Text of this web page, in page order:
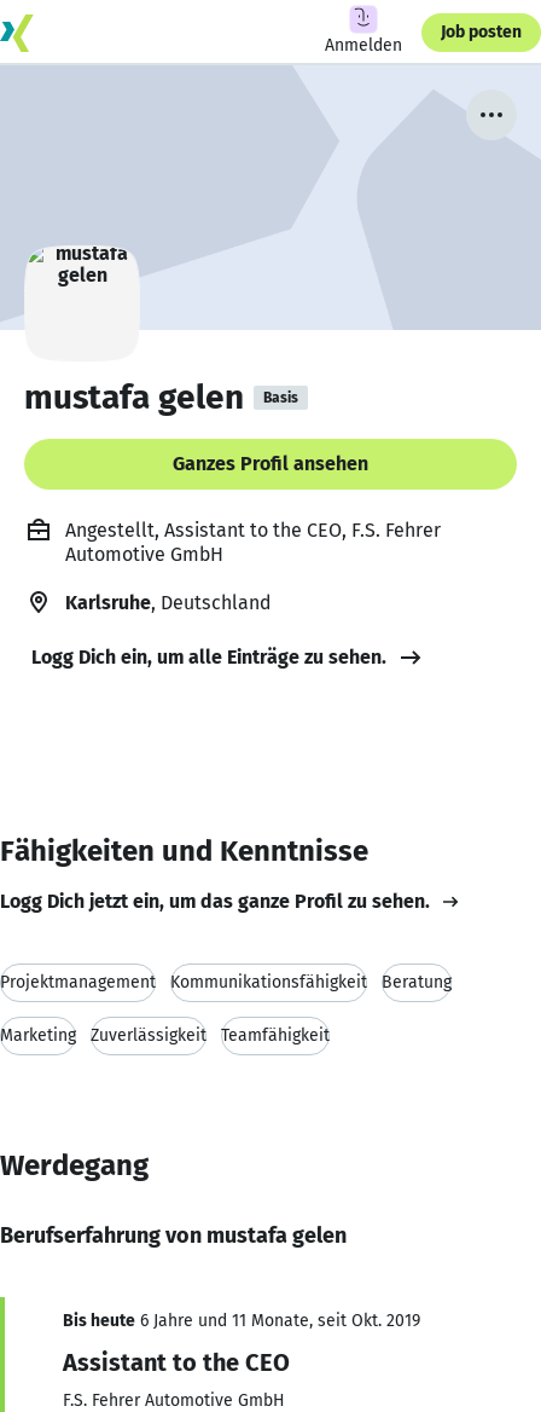
Anmelden
Job posten
mustafa gelen Basis
Ganzes Profil ansehen
Angestellt, Assistant to the CEO, F.S. Fehrer
Automotive GmbH
Karlsruhe, Deutschland
Logg Dich ein, um alle Einträge zu sehen.
Fähigkeiten und Kenntnisse
Logg Dich jetzt ein, um das ganze Profil zu sehen.
Projektmanagement Kommunikationsfähigkeit Beratung
Marketing Zuverlässigkeit Teamfähigkeit
Werdegang
Berufserfahrung von mustafa gelen
Bis heute 6 Jahre und 11 Monate, seit Okt. 2019
Assistant to the CEO
F.S. Fehrer Automotive GmbH